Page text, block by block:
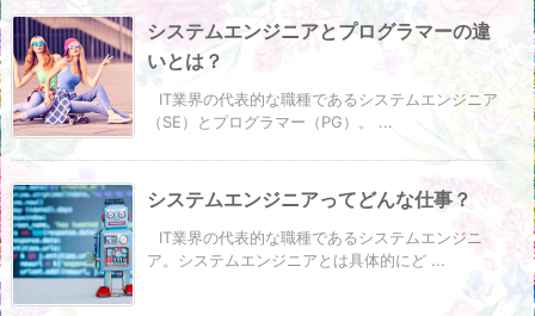
システムエンジニアとプログラマーの違
いとは？
IT業界の代表的な職種であるシステムエンジニア
（SE）とプログラマー（PG）。 ...
システムエンジニアってどんな仕事？
IT業界の代表的な職種であるシステムエンジニ
ア。システムエンジニアとは具体的にど ...